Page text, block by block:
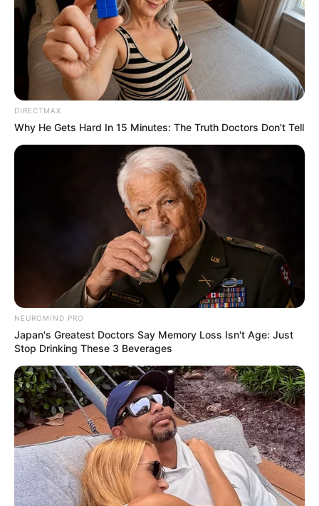
DIRECTMAX
Why He Gets Hard In 15 Minutes: The Truth Doctors Don't Tell
NEUROMIND PRO
Japan's Greatest Doctors Say Memory Loss Isn't Age: Just
Stop Drinking These 3 Beverages